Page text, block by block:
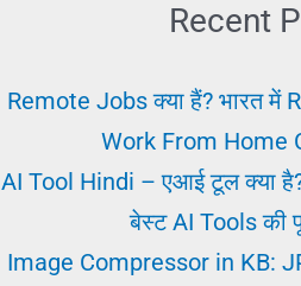
पाने
लिए
तरीक़ा
Recent
Remote Jobs क्या हैं? भारत
Work From Home
AI Tool Hindi – एआई टूल क्या
बेस्ट AI Tools की
Image Compressor in KB: